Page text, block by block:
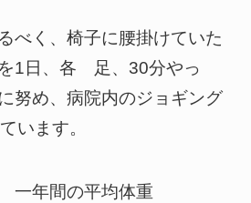
べく、椅子に腰掛けていた
1日、各 足、30分やっ
努め、病院内のジョギング
います。
一年間の平均体重